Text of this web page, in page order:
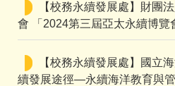
【校務永續發展處】財團
會 「2024第三屆亞太永續博覽
【校務永續發展處】國立
續發展途徑—永續海洋教育與